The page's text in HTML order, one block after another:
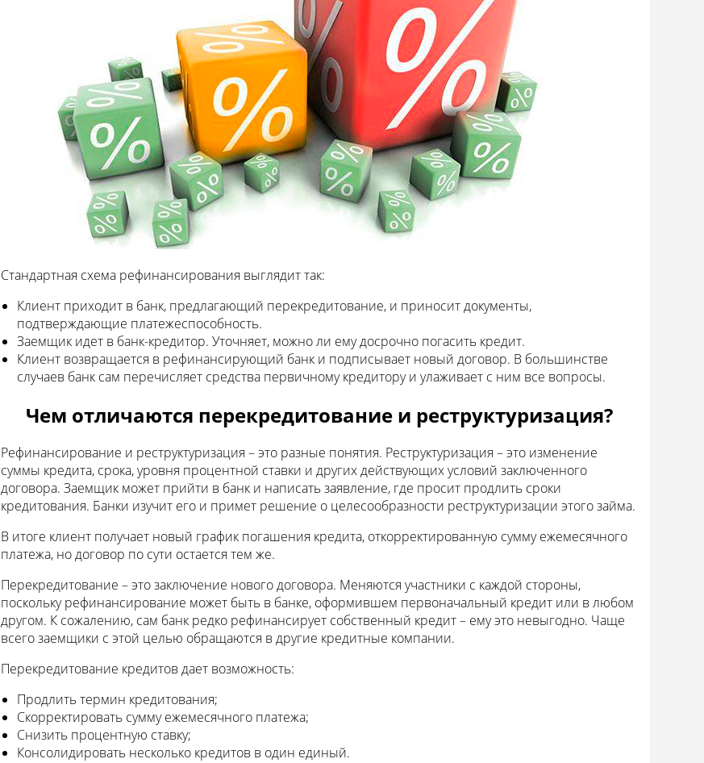
Стандартная схема рефинансирования выглядит так:
Клиент приходит в банк, предлагающий перекредитование, и приносит документы,
подтверждающие платежеспособность.
Заемщик идет в банк-кредитор. Уточняет, можно ли ему досрочно погасить кредит.
Клиент возвращается в рефинансирующий банк и подписывает новый договор. В большинстве
случаев банк сам перечисляет средства первичному кредитору и улаживает с ним все вопросы.
Чем отличаются перекредитование и реструктуризация?
Рефинансирование и реструктуризация – это разные понятия. Реструктуризация – это изменение
суммы кредита, срока, уровня процентной ставки и других действующих условий заключенного
договора. Заемщик может прийти в банк и написать заявление, где просит продлить сроки
кредитования. Банки изучит его и примет решение о целесообразности реструктуризации этого займа.
В итоге клиент получает новый график погашения кредита, откорректированную сумму ежемесячного
платежа, но договор по сути остается тем же.
Перекредитование – это заключение нового договора. Меняются участники с каждой стороны,
поскольку рефинансирование может быть в банке, оформившем первоначальный кредит или в любом
другом. К сожалению, сам банк редко рефинансирует собственный кредит – ему это невыгодно. Чаще
всего заемщики с этой целью обращаются в другие кредитные компании.
Перекредитование кредитов дает возможность:
Продлить термин кредитования;
Скорректировать сумму ежемесячного платежа;
Снизить процентную ставку;
Консолидировать несколько кредитов в один единый.